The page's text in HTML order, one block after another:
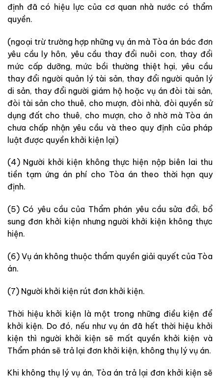
định đã có hiệu lực của cơ quan nhà nước có thẩm
quyền.
(ngoại trừ trường hợp những vụ án mà Tòa án bác đơn
yêu cầu ly hôn, yêu cầu thay đổi nuôi con, thay đổi
mức cấp dưỡng, mức bồi thường thiệt hại, yêu cầu
thay đổi người quản lý tài sản, thay đổi người quản lý
di sản, thay đổi người giám hộ hoặc vụ án đòi tài sản,
đòi tài sản cho thuê, cho mượn, đòi nhà, đòi quyền sử
dụng đất cho thuê, cho mượn, cho ở nhờ mà Tòa án
chưa chấp nhận yêu cầu và theo quy định của pháp
luật được quyền khởi kiện lại)
(4) Người khởi kiện không thực hiện nộp biên lai thu
tiền tạm ứng án phí cho Tòa án theo thời hạn quy
định.
(5) Có yêu cầu của Thẩm phán yêu cầu sửa đổi, bổ
sung đơn khởi kiện nhưng người khởi kiện không thực
hiện.
(6) Vụ án không thuộc thẩm quyền giải quyết của Tòa
án.
(7) Người khởi kiện rút đơn khởi kiện.
Thời hiệu khởi kiện là một trong những điều kiện để
khởi kiện. Do đó, nếu như vụ án đã hết thời hiệu khởi
kiện thì người khởi kiện sẽ mất quyền khởi kiện và
Thẩm phán sẽ trả lại đơn khởi kiện, không thụ lý vụ án.
Khi không thụ lý vụ án, Tòa án trả lại đơn khởi kiện sẽ